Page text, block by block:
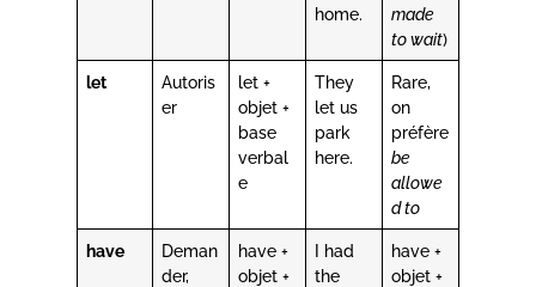
home.
made
to wait)
let
Autoris
er
let +
objet +
base
verbal
e
They
let us
park
here.
Rare,
on
préfère
be
allowe
d to
have
Deman
der,
have +
objet +
I had
the
have +
objet +